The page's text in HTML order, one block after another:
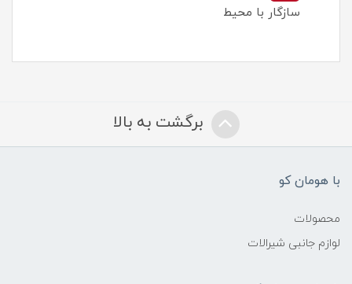
سازگار با محیط
برگشت به بالا
با هومان کو
محصولات
لوازم جانبی شیرالات